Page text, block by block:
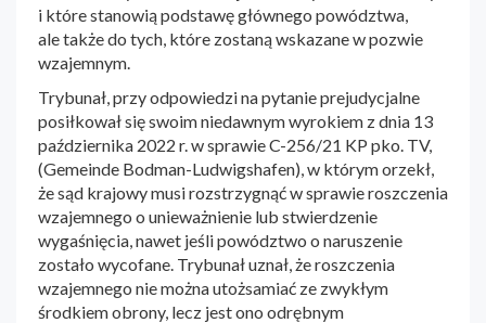
i które stanowią podstawę głównego powództwa,
ale także do tych, które zostaną wskazane w pozwie
wzajemnym.
Trybunał, przy odpowiedzi na pytanie prejudycjalne
posiłkował się swoim niedawnym wyrokiem z dnia 13
października 2022 r. w sprawie C-256/21 KP pko. TV,
(Gemeinde Bodman-Ludwigshafen), w którym orzekł,
że sąd krajowy musi rozstrzygnąć w sprawie roszczenia
wzajemnego o unieważnienie lub stwierdzenie
wygaśnięcia, nawet jeśli powództwo o naruszenie
zostało wycofane. Trybunał uznał, że roszczenia
wzajemnego nie można utożsamiać ze zwykłym
środkiem obrony, lecz jest ono odrębnym